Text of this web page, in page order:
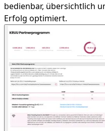
bedienbar, übersichtlich
Erfolg optimiert.